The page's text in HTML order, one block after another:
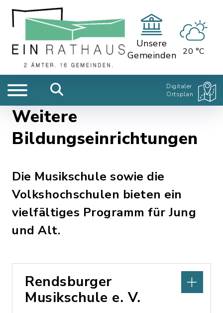
Unsere
Gemeinden
20 °C
Digitaler
Ortsplan
Weitere
Bildungseinrichtungen
Die Musikschule sowie die
Volkshochschulen bieten ein
vielfältiges Programm für Jung
und Alt.
Rendsburger
Musikschule e. V.